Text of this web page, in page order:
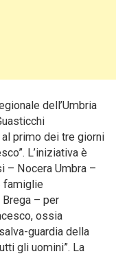
dell’Umbria
al primo dei tre giorni
L’iniziativa è
– Nocera Umbra –
famiglie
Brega – per
ossia
guardia della
gli uomini”. La